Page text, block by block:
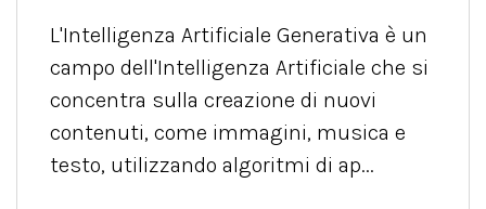
L'Intelligenza Artificiale Generativa è un
campo dell'Intelligenza Artificiale che si
concentra sulla creazione di nuovi
contenuti, come immagini, musica e
testo, utilizzando algoritmi di ap...